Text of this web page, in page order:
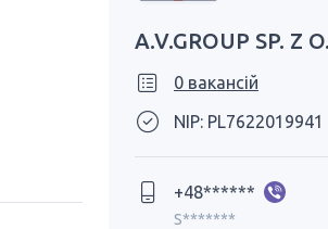
A.V.GROUP SP. Z
0 вакансій
NIP: PL7622019941
+48******
S*******